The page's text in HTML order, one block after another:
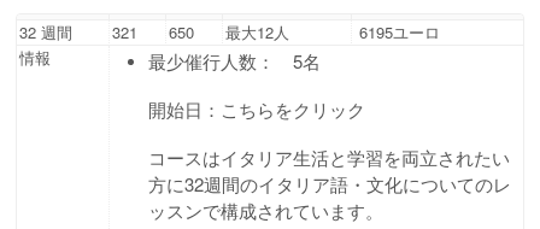
32 週間 321 650 最大12人
6195ユーロ
情報
最少催行人数： 5名
開始日：こちらをクリック
コースはイタリア生活と学習を両立されたい
方に32週間のイタリア語・文化についてのレ
ッスンで構成されています。